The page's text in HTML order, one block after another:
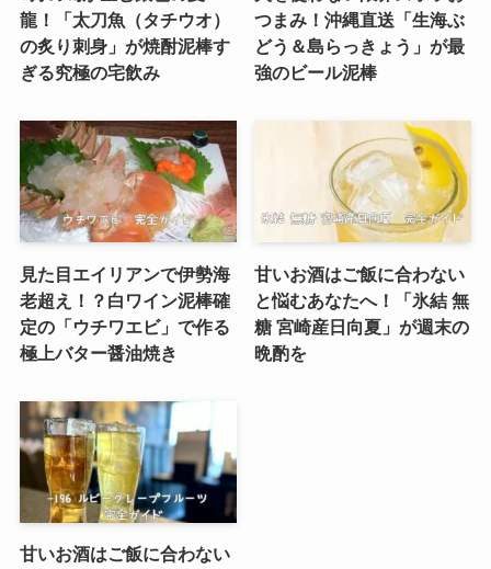
龍！「太刀魚（タチウオ）
の炙り刺身」が焼酎泥棒す
ぎる究極の宅飲み
つまみ！沖縄直送「生海ぶ
どう＆島らっきょう」が最
強のビール泥棒
見た目エイリアンで伊勢海
老超え！？白ワイン泥棒確
定の「ウチワエビ」で作る
極上バター醤油焼き
甘いお酒はご飯に合わない
と悩むあなたへ！「氷結 無
糖 宮崎産日向夏」が週末の
晩酌を
甘いお酒はご飯に合わない